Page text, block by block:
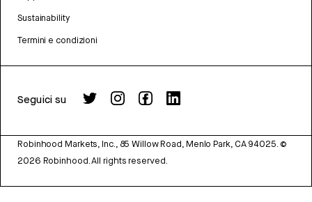
Sustainability
Termini e condizioni
Seguici su
Robinhood Markets, Inc., 85 Willow Road, Menlo Park, CA 94025. ©
2026 Robinhood. All rights reserved.